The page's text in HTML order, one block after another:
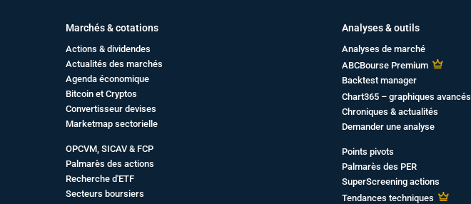
Marchés & cotations
Actions & dividendes
Actualités des marchés
Agenda économique
Bitcoin et Cryptos
Convertisseur devises
Marketmap sectorielle
OPCVM, SICAV & FCP
Palmarès des actions
Recherche d'ETF
Secteurs boursiers
Analyses & outils
Analyses de marché
ABCBourse Premium
Backtest manager
Chart365 – graphiques avancés
Chroniques & actualités
Demander une analyse
Points pivots
Palmarès des PER
SuperScreening actions
Tendances techniques